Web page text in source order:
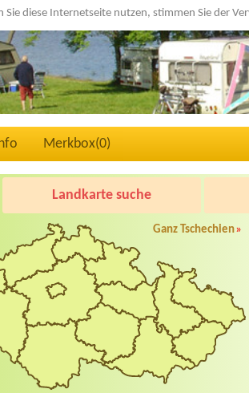
Sie diese Internetseite nutzen, stimmen Sie der
Merkbox(0)
Landkarte suche
Ganz Tschechien»